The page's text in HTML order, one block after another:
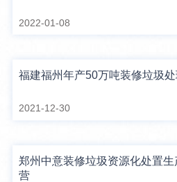
2022-01-08
福建福州年产50万吨装修垃圾
2021-12-30
郑州中意装修垃圾资源化处置
营